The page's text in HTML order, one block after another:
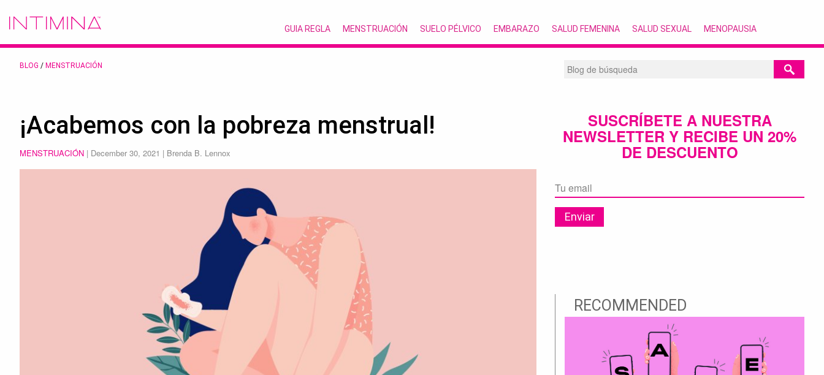
GUIA REGLA MENSTRUACIÓN SUELO PÉLVICO EMBARAZO SALUD FEMENINA SALUD SEXUAL MENOPAUSIA
BLOG / MENSTRUACIÓN
¡Acabemos con la pobreza menstrual!
MENSTRUACIÓN | December 30, 2021 | Brenda B. Lennox
SUSCRÍBETE A NUESTRA
NEWSLETTER Y RECIBE UN 20%
DE DESCUENTO
RECOMMENDED